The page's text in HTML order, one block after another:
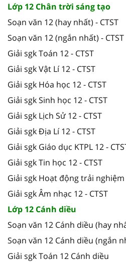
Lớp 12 Chân trời sáng tạo
Soạn văn 12 (hay nhất) - CTST
Soạn văn 12 (ngắn nhất) - CTST
Giải sgk Toán 12 - CTST
Giải sgk Vật Lí 12 - CTST
Giải sgk Hóa học 12 - CTST
Giải sgk Sinh học 12 - CTST
Giải sgk Lịch Sử 12 - CTST
Giải sgk Địa Lí 12 - CTST
Giải sgk Giáo dục KTPL 12 -
Giải sgk Tin học 12 - CTST
Giải sgk Hoạt động trải nghiệm
Giải sgk Âm nhạc 12 - CTST
Lớp 12 Cánh diều
Soạn văn 12 Cánh diều (hay
Soạn văn 12 Cánh diều (ngắn
Giải sgk Toán 12 Cánh diều